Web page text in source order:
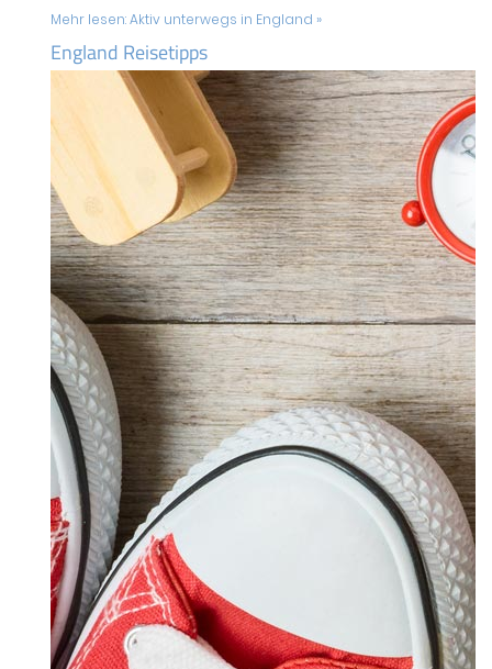
Mehr lesen:Aktiv unterwegs in England »
England Reisetipps